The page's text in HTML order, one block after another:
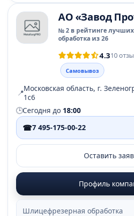
АО «Завод
№ 2 в рейтинге
обработка из 26
4.310
Самовывоз
📍Московская область, г.
1с6
🕒Сегодня до 18:00
☎7 495-175-00-22
Оставить
Профиль
Шлицефрезерная обработка